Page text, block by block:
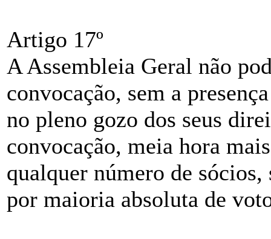
Artigo 17º
A Assembleia Geral não
convocação, sem a
no pleno gozo dos seus
convocação, meia hora
qualquer número de sócios,
por maioria absoluta de